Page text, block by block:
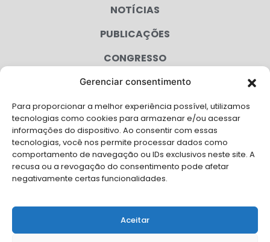
Gerenciar consentimento
Para proporcionar a melhor experiência possível, utilizamos
tecnologias como cookies para armazenar e/ou acessar
informações do dispositivo. Ao consentir com essas
tecnologias, você nos permite processar dados como
comportamento de navegação ou IDs exclusivos neste site. A
recusa ou a revogação do consentimento pode afetar
negativamente certas funcionalidades.
Aceitar
NOTÍCIAS
PUBLICAÇÕES
CONGRESSO
AGENDA
CAMPANHAS
SERVIÇOS
FILIADAS
LGPD
FALE CONOSCO
Solicite Apoio Institucional da AMB para o seu evento